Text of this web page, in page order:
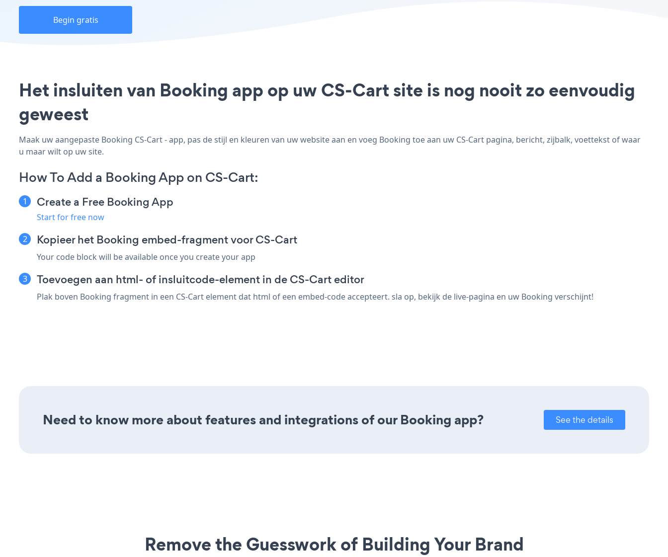
Begin gratis
Het insluiten van Booking app op uw CS-Cart site is nog nooit zo eenvoudig
geweest
Maak uw aangepaste Booking CS-Cart - app, pas de stijl en kleuren van uw website aan en voeg Booking toe aan uw CS-Cart pagina, bericht, zijbalk, voettekst of waar
u maar wilt op uw site.
How To Add a Booking App on CS-Cart:
Create a Free Booking App
Start for free now
Kopieer het Booking embed-fragment voor CS-Cart
Your code block will be available once you create your app
Toevoegen aan html- of insluitcode-element in de CS-Cart editor
Plak boven Booking fragment in een CS-Cart element dat html of een embed-code accepteert. sla op, bekijk de live-pagina en uw Booking verschijnt!
Need to know more about features and integrations of our Booking app? See the details
Remove the Guesswork of Building Your Brand